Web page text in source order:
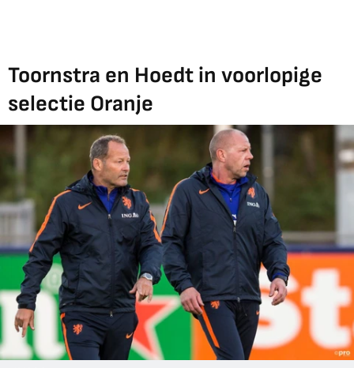
Toornstra en Hoedt in voorlopige
selectie Oranje